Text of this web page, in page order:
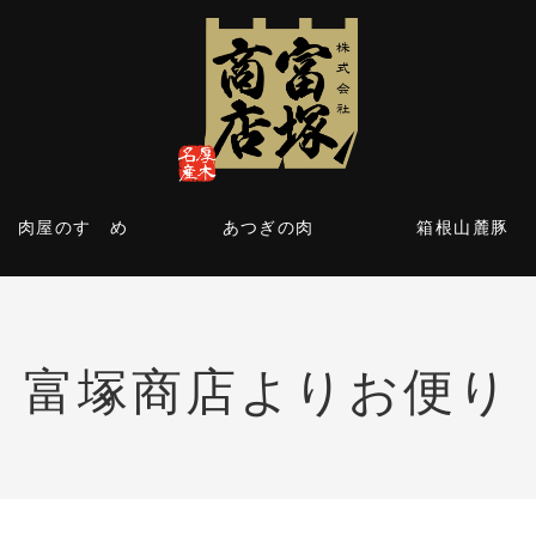
肉屋のすゝめ あつぎの肉 箱根山麓豚
富塚商店よりお便り